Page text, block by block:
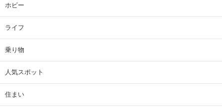
ホビー
ライフ
乗り物
人気スポット
住まい